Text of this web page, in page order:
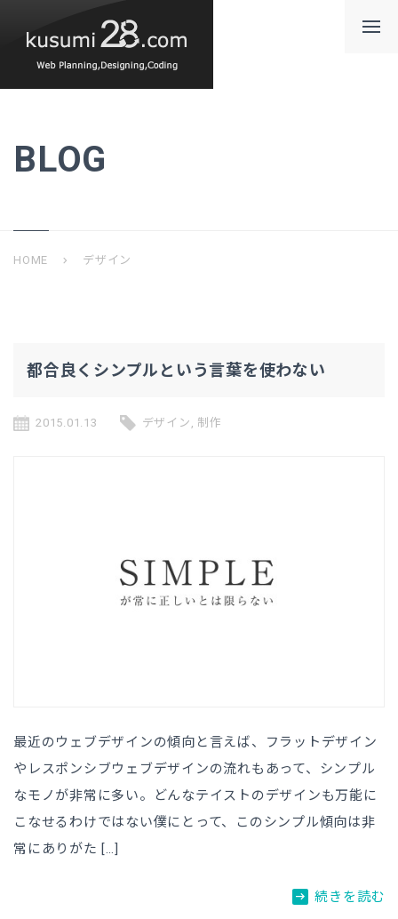
BLOG
HOME chevron_right デザイン
都合良くシンプルという言葉を使わない
2015.01.13 デザイン , 制作
最近のウェブデザインの傾向と言えば、フラットデザイン
やレスポンシブウェブデザインの流れもあって、シンプル
なモノが非常に多い。どんなテイストのデザインも万能に
こなせるわけではない僕にとって、このシンプル傾向は非
常にありがた […]
arrow_right_alt 続きを読む